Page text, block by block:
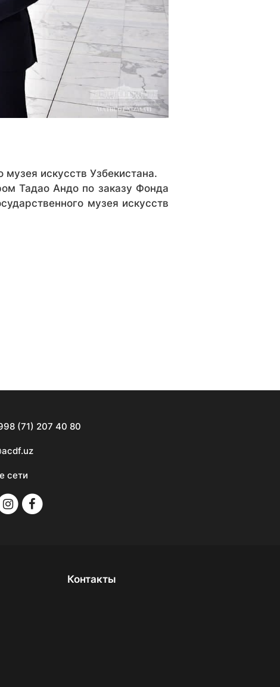
искусств Узбекистана.
Тадао Андо по заказу Фонда
музея искусств
(71) 207 40 80
сети
Контакты